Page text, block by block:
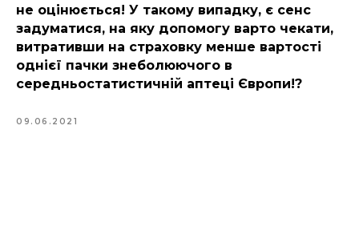
не оцінюється! У такому випадку, є сенс
задуматися, на яку допомогу варто чекати,
витративши на страховку менше вартості
однієї пачки знеболюючого в
середньостатистичній аптеці Європи!?
09.06.2021